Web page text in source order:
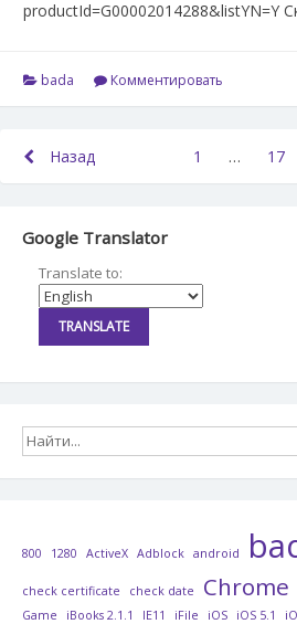
productId=G00002014288&listYN=Y
bada Комментировать
Пагинация
записей
Назад Page
1 … 17
Google Translator
Translate to:
800 1280 ActiveX Adblock android
check certificate check date Chrome
Game
iBooks 2.1.1 IE11 iFile iOS iOS 5.1